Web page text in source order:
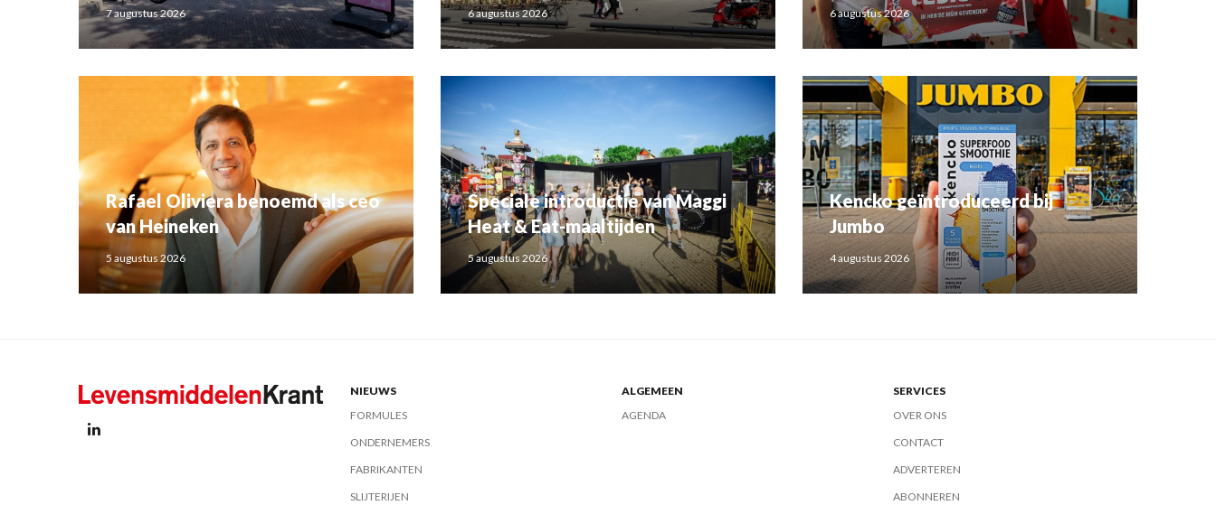
7 augustus 2026 6 augustus 2026 6 augustus 2026
Rafael Oliviera benoemd als ceo
van Heineken
5 augustus 2026
Speciale introductie van Maggi
Heat & Eat-maaltijden
5 augustus 2026
Kencko geïntroduceerd bij
Jumbo
4 augustus 2026
NIEUWS
FORMULES
ONDERNEMERS
FABRIKANTEN
SLIJTERIJEN
ALGEMEEN
AGENDA
SERVICES
OVER ONS
CONTACT
ADVERTEREN
ABONNEREN